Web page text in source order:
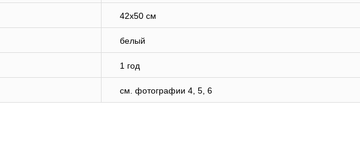
42х50 см
белый
1 год
cм. фотографии 4, 5, 6